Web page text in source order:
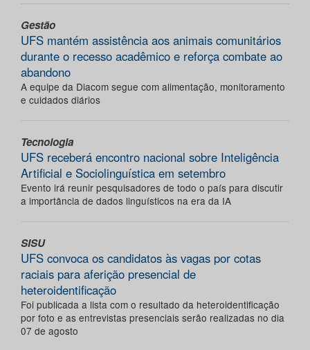
Gestão
UFS mantém assistência aos animais comunitários
durante o recesso acadêmico e reforça combate ao
abandono
A equipe da Diacom segue com alimentação, monitoramento
e cuidados diários
Tecnologia
UFS receberá encontro nacional sobre Inteligência
Artificial e Sociolinguística em setembro
Evento irá reunir pesquisadores de todo o país para discutir
a importância de dados linguísticos na era da IA
SISU
UFS convoca os candidatos às vagas por cotas
raciais para aferição presencial de
heteroidentificação
Foi publicada a lista com o resultado da heteroidentificação
por foto e as entrevistas presenciais serão realizadas no dia
07 de agosto